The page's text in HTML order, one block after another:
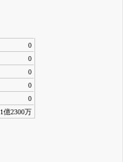
0
0
0
0
0
1億2300万